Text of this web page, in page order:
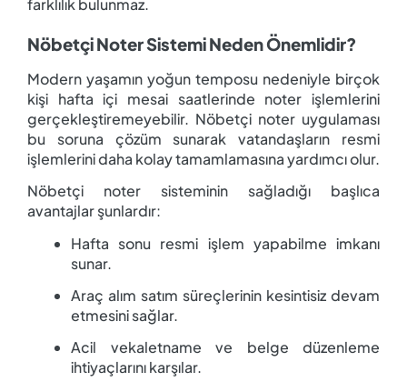
farklılık bulunmaz.
Nöbetçi Noter Sistemi Neden Önemlidir?
Modern yaşamın yoğun temposu nedeniyle birçok
kişi hafta içi mesai saatlerinde noter işlemlerini
gerçekleştiremeyebilir. Nöbetçi noter uygulaması
bu soruna çözüm sunarak vatandaşların resmi
işlemlerini daha kolay tamamlamasına yardımcı olur.
Nöbetçi noter sisteminin sağladığı başlıca
avantajlar şunlardır:
Hafta sonu resmi işlem yapabilme imkanı
sunar.
Araç alım satım süreçlerinin kesintisiz devam
etmesini sağlar.
Acil vekaletname ve belge düzenleme
ihtiyaçlarını karşılar.